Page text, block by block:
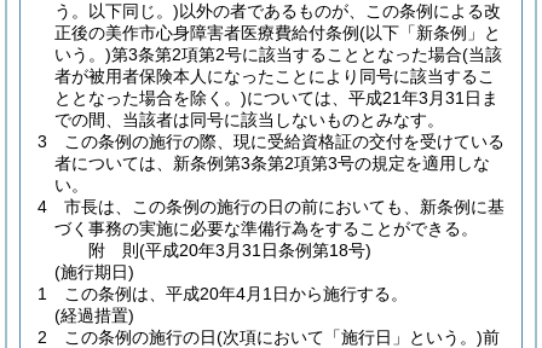
う。以下同じ。)以外の者であるものが、この条例による改
正後の美作市心身障害者医療費給付条例(以下「新条例」と
いう。)第3条第2項第2号に該当することとなった場合(当該
者が被用者保険本人になったことにより同号に該当するこ
ととなった場合を除く。)については、平成21年3月31日ま
での間、当該者は同号に該当しないものとみなす。
3
この条例の施行の際、現に受給資格証の交付を受けている
者については、新条例第3条第2項第3号の規定を適用しな
い。
4
市長は、この条例の施行の日の前においても、新条例に基
づく事務の実施に必要な準備行為をすることができる。
附 則(平成20年3月31日条例第18号)
(施行期日)
1
この条例は、平成20年4月1日から施行する。
(経過措置)
2
この条例の施行の日(次項において「施行日」という。)前